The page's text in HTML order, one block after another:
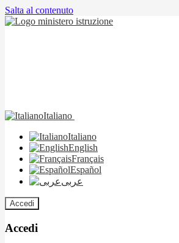
Salta al contenuto
Italiano
Italiano
English
Français
Español
عربى
Accedi
Accedi